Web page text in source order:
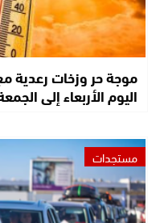
موجة حر وزخات رعدية
اليوم الأربعاء إلى
مستجدات